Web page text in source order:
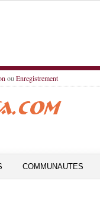
ou Enregistrement
COMMUNAUTES